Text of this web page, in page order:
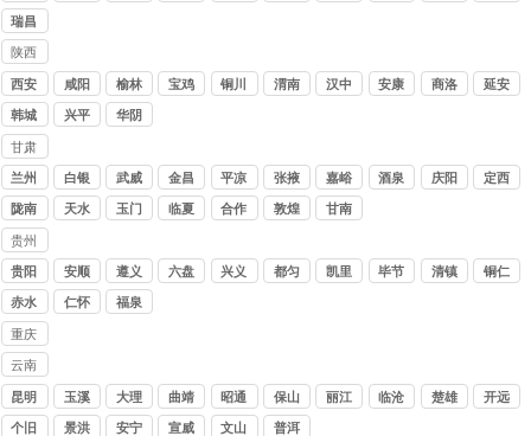
瑞昌
陕西
讨债
公司
西安 咸阳 榆林 宝鸡 铜川 渭南 汉中 安康 商洛 延安
韩城 兴平 华阴
甘肃
讨债
公司
兰州 白银 武威 金昌 平凉 张掖
嘉峪
关
酒泉 庆阳 定西
陇南 天水 玉门 临夏 合作 敦煌 甘南
贵州
讨债
公司
贵阳 安顺 遵义
六盘
兴义 都匀 凯里 毕节 清镇 铜仁
赤水 仁怀 福泉
重庆
讨债
公司
云南
讨债
公司
昆明 玉溪 大理 曲靖 昭通 保山 丽江 临沧 楚雄 开远
个旧 景洪 安宁 宣威 文山 普洱